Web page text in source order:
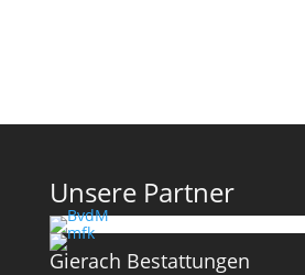
Unsere Partner
Gierach Bestattungen